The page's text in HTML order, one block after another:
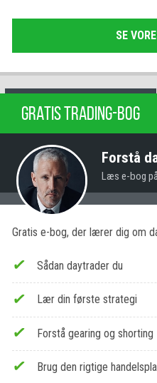
SE
GRATIS TRADING-BOG
Forstå
Læs e-bog
Gratis e-bog, der lærer dig om
Sådan daytrader du
Lær din første strategi
Forstå gearing og shorting
Brug den rigtige